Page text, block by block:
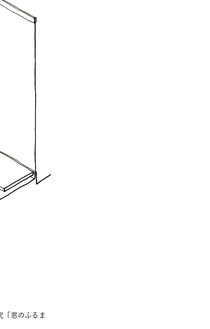
「窓のふるま